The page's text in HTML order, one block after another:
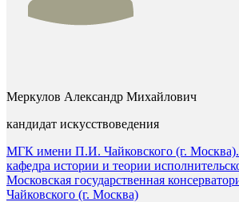
Меркулов Александр Михайлович
кандидат искусствоведения
МГК имени П.И. Чайковского (г. Москва).
кафедра истории и теории
Московская государственная
Чайковского (г. Москва)